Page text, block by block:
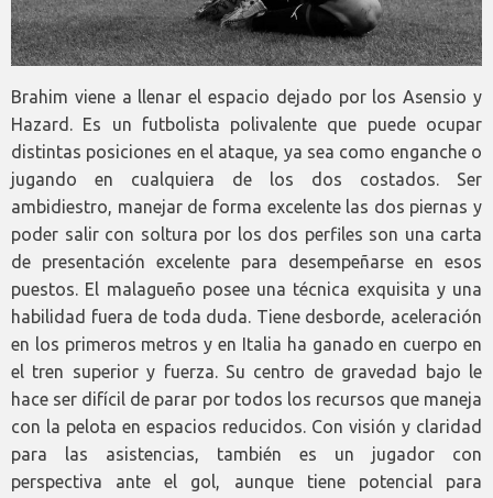
Brahim viene a llenar el espacio dejado por los Asensio y
Hazard. Es un futbolista polivalente que puede ocupar
distintas posiciones en el ataque, ya sea como enganche o
jugando en cualquiera de los dos costados. Ser
ambidiestro, manejar de forma excelente las dos piernas y
poder salir con soltura por los dos perfiles son una carta
de presentación excelente para desempeñarse en esos
puestos. El malagueño posee una técnica exquisita y una
habilidad fuera de toda duda. Tiene desborde, aceleración
en los primeros metros y en Italia ha ganado en cuerpo en
el tren superior y fuerza. Su centro de gravedad bajo le
hace ser difícil de parar por todos los recursos que maneja
con la pelota en espacios reducidos. Con visión y claridad
para las asistencias, también es un jugador con
perspectiva ante el gol, aunque tiene potencial para